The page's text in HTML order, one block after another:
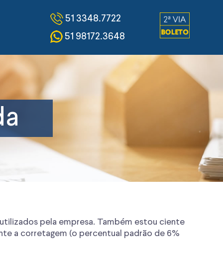
51 3348.7722
51 98172.3648
.
pela empresa. Também estou ciente
a corretagem (o percentual padrão de 6%